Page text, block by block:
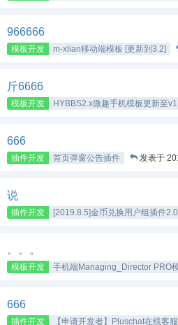
966666
模板开发 m-xlian移动端模板 [更新到3.2]
斤6666
模板开发 HYBBS2.x微趣手机模板更新至
666
插件开发 首页弹窗公告插件 发表于
说
插件开发 [2019.8.5]金币兑换用户组插件2.0
。。。
模板开发 手机端Managing_Director PRO
666
插件开发 【申请开发者】Pluschat在线客